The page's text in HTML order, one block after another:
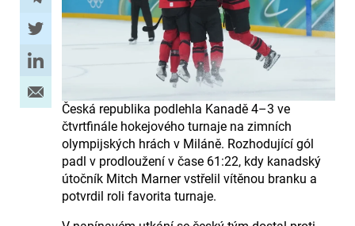
Česká republika podlehla Kanadě 4–3 ve
čtvrtfinále hokejového turnaje na zimních
olympijských hrách v Miláně. Rozhodující gól
padl v prodloužení v čase 61:22, kdy kanadský
útočník Mitch Marner vstřelil vítěnou branku a
potvrdil roli favorita turnaje.